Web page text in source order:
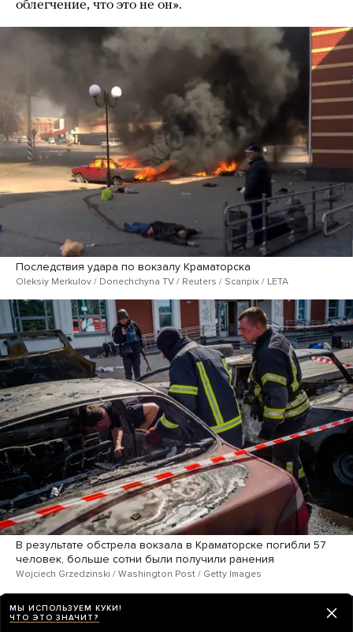
облегчение, что это не он».
Последствия удара по вокзалу Краматорска
Oleksiy Merkulov / Donechchyna TV / Reuters / Scanpix / LETA
В результате обстрела вокзала в Краматорске погибли 57
человек, больше сотни были получили ранения
Wojciech Grzedzinski / Washington Post / Getty Images
МЫ ИСПОЛЬЗУЕМ КУКИ!
ЧТО ЭТО ЗНАЧИТ?